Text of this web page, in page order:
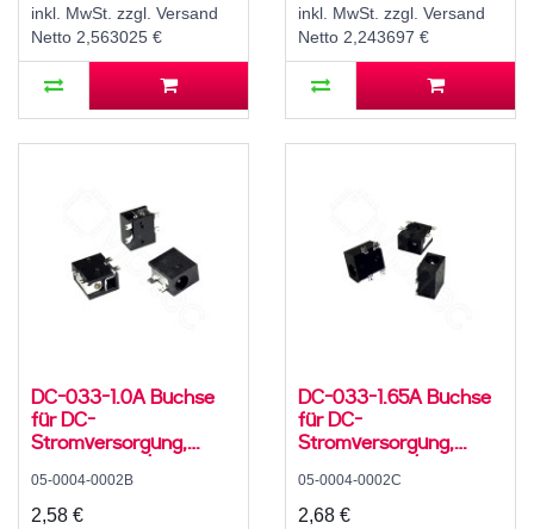
inkl. MwSt. zzgl. Versand
Netto 2,563025 €
inkl. MwSt. zzgl. Versand
Netto 2,243697 €
DC-033-1.0A Buchse
für DC-
Stromversorgung,
SMD, für 3,5 / 1,1 mm
Hohlstecker, 30 V, 500
mA, 90°, -20..70 °C
05-0004-0002B
2,58 €
DC-033-1.65A Buchse
für DC-
Stromversorgung,
SMD, für 3,5 / 1,7 mm
Hohlstecker, 30 V, 500
mA, 90°, -20..70 °C
05-0004-0002C
2,68 €